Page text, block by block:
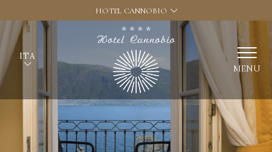
HOTEL CANNOBIO
ITA
MENU